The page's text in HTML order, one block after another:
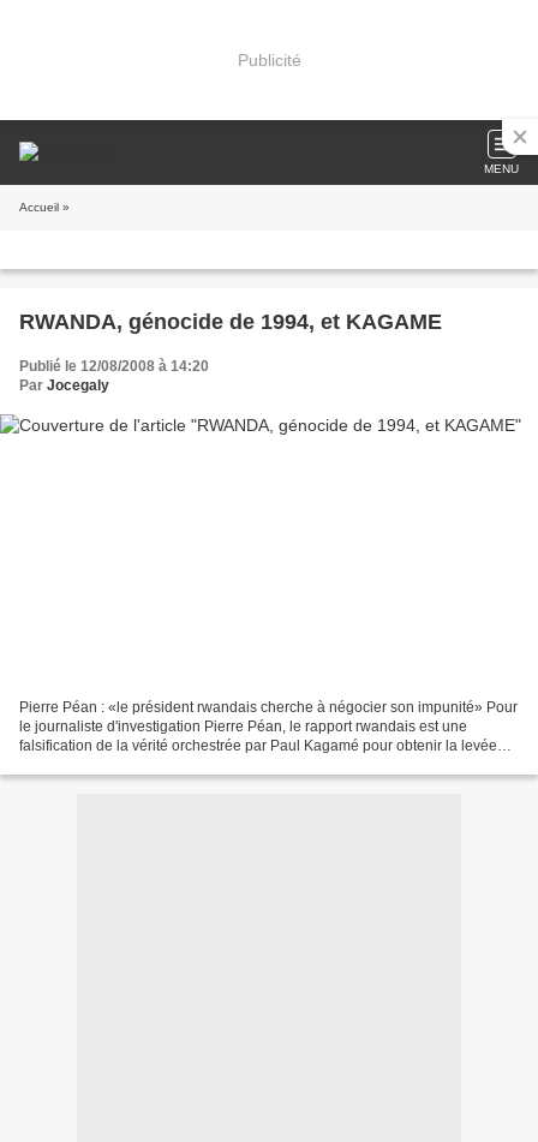
Publicité
MENU
Accueil »
RWANDA, génocide de 1994, et KAGAME
Publié le 12/08/2008 à 14:20
Par Jocegaly
Pierre Péan : «le président rwandais cherche à négocier son impunité» Pour
le journaliste d'investigation Pierre Péan, le rapport rwandais est une
falsification de la vérité orchestrée par Paul Kagamé pour obtenir la levée